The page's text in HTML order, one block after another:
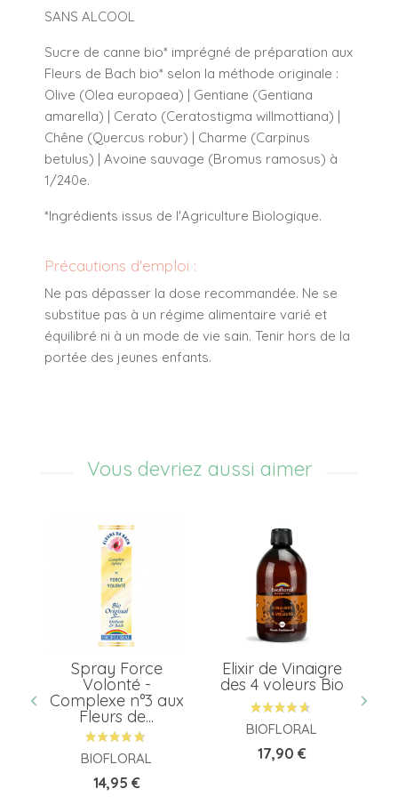
SANS ALCOOL
Sucre de canne bio* imprégné de préparation aux
Fleurs de Bach bio* selon la méthode originale :
Olive (Olea europaea) | Gentiane (Gentiana
amarella) | Cerato (Ceratostigma willmottiana) |
Chêne (Quercus robur) | Charme (Carpinus
betulus) | Avoine sauvage (Bromus ramosus) à
1/240e.
*Ingrédients issus de l'Agriculture Biologique.
Précautions d'emploi :
Ne pas dépasser la dose recommandée. Ne se
substitue pas à un régime alimentaire varié et
équilibré ni à un mode de vie sain. Tenir hors de la
portée des jeunes enfants.
Vous devriez aussi aimer
Spray Force
Volonté -
Complexe n°3 aux
Fleurs de...
BIOFLORAL
Prix
14,95 €
Elixir de Vinaigre
des 4 voleurs Bio
BIOFLORAL
Prix
17,90 €